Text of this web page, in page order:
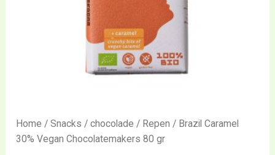
Home /Snacks /chocolade / Repen / Brazil Caramel
30% Vegan Chocolatemakers 80 gr